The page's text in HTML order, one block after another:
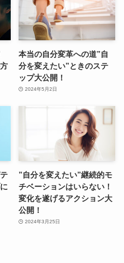
本当の自分変革への道”自
分を変えたい”ときのステ
ップ大公開！
2024年5月2日
”自分を変えたい”継続的モ
チベーションはいらない！
変化を遂げるアクション大
公開！
2024年3月25日